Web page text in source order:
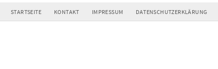
Zum
Inhalt
STARTSEITE KONTAKT IMPRESSUM DATENSCHUTZERKLÄRUNG